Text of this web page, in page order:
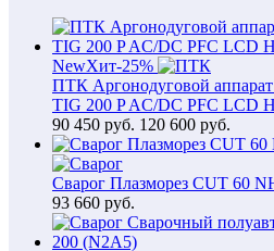
NewХит-25%
ПТК Аргонодуговой
TIG 200 P AC/DC PFC LCD
90 450 руб. 120 600 руб.
Сварог Плазморез CUT 60
93 660 руб.